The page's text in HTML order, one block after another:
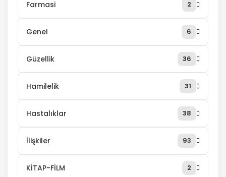
Farmasi 2
Genel 6
Güzellik 36
Hamilelik 31
Hastalıklar 38
İlişkiler 93
KİTAP-FİLM 2